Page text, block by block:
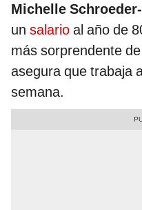
Michelle
un salario al año de
más sorprendente
asegura que trabaja
semana.